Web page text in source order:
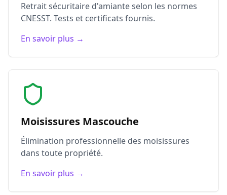
Retrait sécuritaire d'amiante selon les normes
CNESST. Tests et certificats fournis.
En savoir plus →
Moisissures Mascouche
Élimination professionnelle des moisissures
dans toute propriété.
En savoir plus →